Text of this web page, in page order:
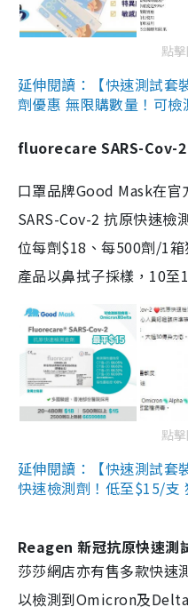
點
延伸閱讀：【快速測試套
劑優惠 無限購數量！可
fluorecare SARS-Cov-2
口罩品牌Good Mask在
SARS-Cov-2 抗原快速檢
位每劑$18、每500劑/1
產品以鼻拭子採樣，10至
點
延伸閱讀：【快速測試套
快速檢測劑！低至$15/支
Reagen 新冠抗原快速測
莎莎網店亦有售多款快速
以檢測到Omicron及